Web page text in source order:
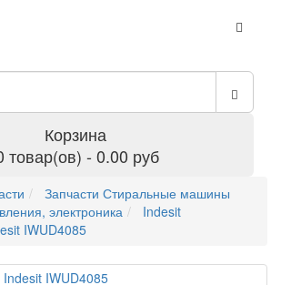
Корзина
товар(ов) - 0.00 руб
Запчасти Стиральные машины
электроника
Indesit
IWUD4085